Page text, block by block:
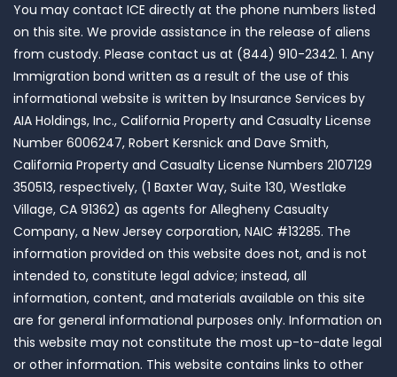
You may contact ICE directly at the phone numbers listed
on this site. We provide assistance in the release of aliens
from custody. Please contact us at (844) 910-2342. 1. Any
Immigration bond written as a result of the use of this
informational website is written by Insurance Services by
AIA Holdings, Inc., California Property and Casualty License
Number 6006247, Robert Kersnick and Dave Smith,
California Property and Casualty License Numbers 2107129
350513, respectively, (1 Baxter Way, Suite 130, Westlake
Village, CA 91362) as agents for Allegheny Casualty
Company, a New Jersey corporation, NAIC #13285. The
information provided on this website does not, and is not
intended to, constitute legal advice; instead, all
information, content, and materials available on this site
are for general informational purposes only. Information on
this website may not constitute the most up-to-date legal
or other information. This website contains links to other